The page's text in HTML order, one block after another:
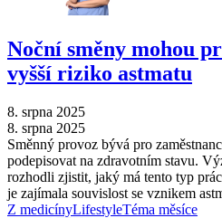
Noční směny mohou
vyšší riziko astmatu
8. srpna 2025
8. srpna 2025
Směnný provoz bývá pro
podepisovat na zdravotním stavu.
rozhodli zjistit, jaký má tento typ
je zajímala souvislost se vznikem
Z medicínyLifestyleTéma měsíce